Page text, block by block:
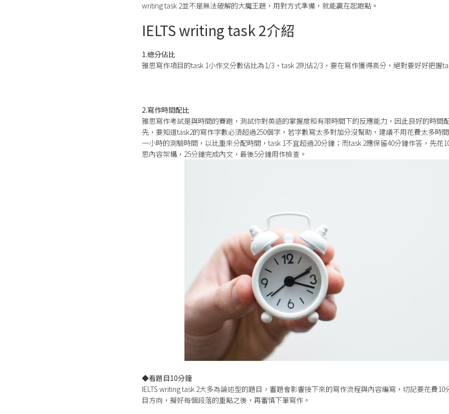
writing task 2並不是無法破解的大魔王題，用對方式準備，就能贏在起跑點。
IELTS writing task 2介紹
1.總分佔比
雅思寫作項目的task 1小作文分數佔比為1/3，task 2則佔2/3，要在寫作獲得高分，絕對要好好把握
2.寫作時間配比
雅思寫作考試是與時間的賽跑，測試你對英語的掌握度和有限時間下的反應能力，因此良好的時間
先，要知道task2的寫作字數必須超過250個字，若字數寫太多對加分沒幫助，建議不用花費太多時
一小時的測驗時間，以比重來分配時間，task 1不宜超過20分鐘；而task 2應保留40分鐘作答，先花
思內容架構，25分鐘完成內文，最後5分鐘用作檢查。
◆看題目10分鐘
IELTS writing task 2大多為論述型的題目，審題會影響接下來的寫作流程與內容編寫，切記要花費
目方向，擬好每個段落的重點之後，再審慎下筆寫作。